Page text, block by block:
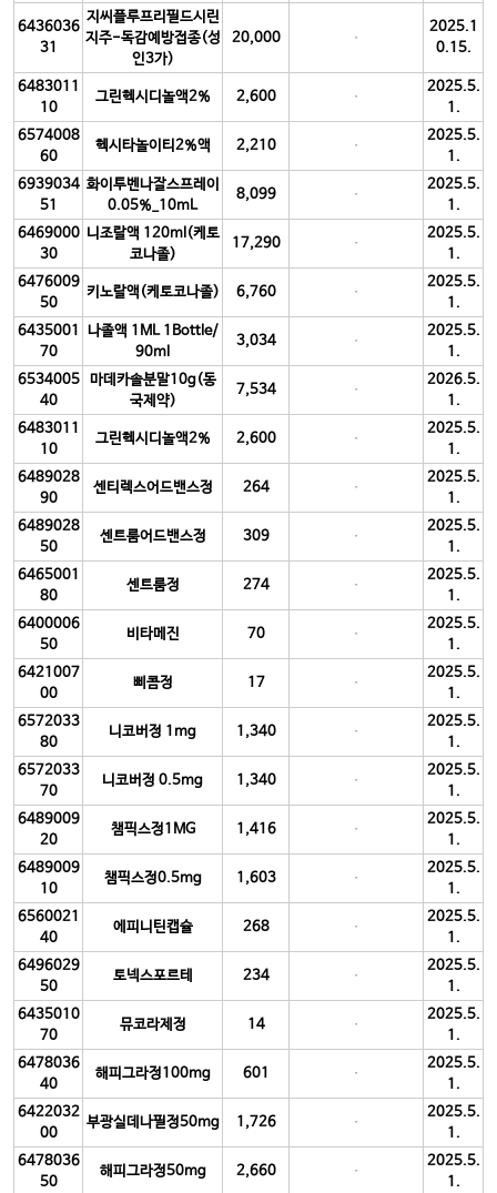
6436036
31
지씨플루프리필드시린
지주-독감예방접종(성
인3가)
20,000
2025.1
0.15.
6483011
10
그린헥시디놀액2% 2,600
2025.5.
1.
6574008
60
헥시타놀이티2%액 2,210
2025.5.
1.
6939034
51
화이투벤나잘스프레이
0.05%_10mL
8,099
2025.5.
1.
6469000
30
니조랄액 120ml(케토
코나졸)
17,290
2025.5.
1.
6476009
50
키노랄액(케토코나졸) 6,760
2025.5.
1.
6435001
70
나졸액 1ML 1Bottle/
90ml
3,034
2025.5.
1.
6534005
40
마데카솔분말10g(동
국제약)
7,534
2026.5.
1.
6483011
10
그린헥시디놀액2% 2,600
2025.5.
1.
6489028
90
센티렉스어드밴스정 264
2025.5.
1.
6489028
50
센트룸어드밴스정 309
2025.5.
1.
6465001
80
센트룸정 274
2025.5.
1.
6400006
50
비타메진 70
2025.5.
1.
6421007
00
삐콤정 17
2025.5.
1.
6572033
80
니코버정 1mg 1,340
2025.5.
1.
6572033
70
니코버정 0.5mg 1,340
2025.5.
1.
6489009
20
챔픽스정1MG 1,416
2025.5.
1.
6489009
10
챔픽스정0.5mg 1,603
2025.5.
1.
6560021
40
에피니틴캡슐 268
2025.5.
1.
6496029
50
토넥스포르테 234
2025.5.
1.
6435010
70
뮤코라제정 14
2025.5.
1.
6478036
40
해피그라정100mg 601
2025.5.
1.
6422032
00
부광실데나필정50mg 1,726
2025.5.
1.
6478036
50
해피그라정50mg 2,660
2025.5.
1.